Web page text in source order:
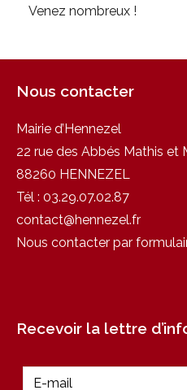
Venez nombreux !
Nous contacter
Mairie d’Hennezel
22 rue des Abbés Mathis et
88260 HENNEZEL
Tél : 03.29.07.02.87
contact@hennezel.fr
Nous contacter par
Recevoir la lettre